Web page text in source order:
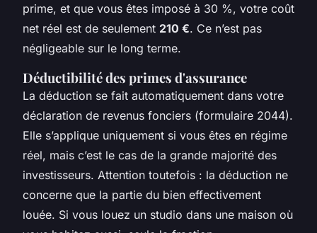
prime, et que vous êtes imposé à 30 %, votre coût
net réel est de seulement 210 €. Ce n’est pas
négligeable sur le long terme.
Déductibilité des primes d'assurance
La déduction se fait automatiquement dans votre
déclaration de revenus fonciers (formulaire 2044).
Elle s’applique uniquement si vous êtes en régime
réel, mais c’est le cas de la grande majorité des
investisseurs. Attention toutefois : la déduction ne
concerne que la partie du bien effectivement
louée. Si vous louez un studio dans une maison où